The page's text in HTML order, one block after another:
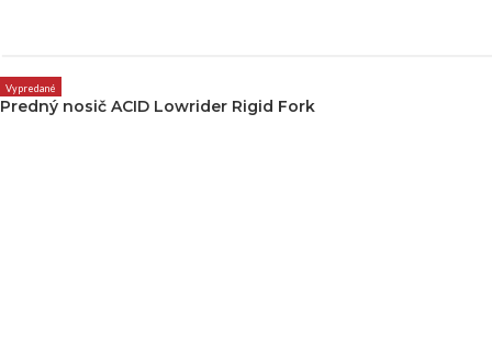
Vypredané
Predný nosič ACID Lowrider Rigid Fork